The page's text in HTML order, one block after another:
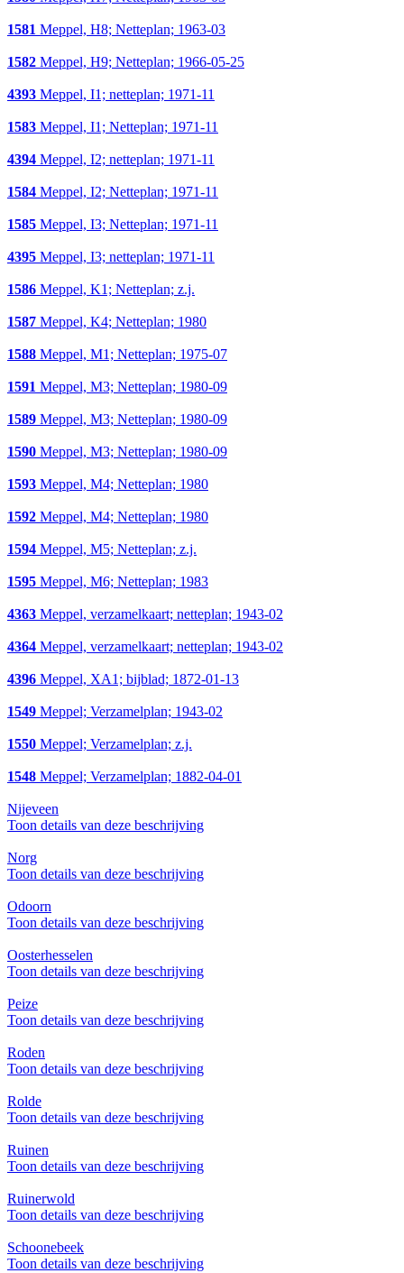
1581 Meppel, H8; Netteplan; 1963-03
1582 Meppel, H9; Netteplan; 1966-05-25
4393 Meppel, I1; netteplan; 1971-11
1583 Meppel, I1; Netteplan; 1971-11
4394 Meppel, I2; netteplan; 1971-11
1584 Meppel, I2; Netteplan; 1971-11
1585 Meppel, I3; Netteplan; 1971-11
4395 Meppel, I3; netteplan; 1971-11
1586 Meppel, K1; Netteplan; z.j.
1587 Meppel, K4; Netteplan; 1980
1588 Meppel, M1; Netteplan; 1975-07
1591 Meppel, M3; Netteplan; 1980-09
1589 Meppel, M3; Netteplan; 1980-09
1590 Meppel, M3; Netteplan; 1980-09
1593 Meppel, M4; Netteplan; 1980
1592 Meppel, M4; Netteplan; 1980
1594 Meppel, M5; Netteplan; z.j.
1595 Meppel, M6; Netteplan; 1983
4363 Meppel, verzamelkaart; netteplan; 1943-02
4364 Meppel, verzamelkaart; netteplan; 1943-02
4396 Meppel, XA1; bijblad; 1872-01-13
1549 Meppel; Verzamelplan; 1943-02
1550 Meppel; Verzamelplan; z.j.
1548 Meppel; Verzamelplan; 1882-04-01
Nijeveen
Toon details van deze beschrijving
Norg
Toon details van deze beschrijving
Odoorn
Toon details van deze beschrijving
Oosterhesselen
Toon details van deze beschrijving
Peize
Toon details van deze beschrijving
Roden
Toon details van deze beschrijving
Rolde
Toon details van deze beschrijving
Ruinen
Toon details van deze beschrijving
Ruinerwold
Toon details van deze beschrijving
Schoonebeek
Toon details van deze beschrijving